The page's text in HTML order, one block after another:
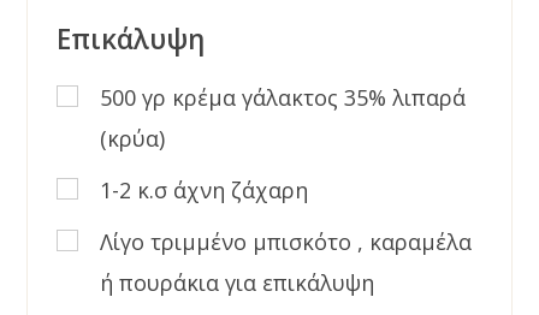
Επικάλυψη
500 γρ κρέμα γάλακτος 35% λιπαρά
(κρύα)
1-2 κ.σ άχνη ζάχαρη
Λίγο τριμμένο μπισκότο , καραμέλα
ή πουράκια για επικάλυψη